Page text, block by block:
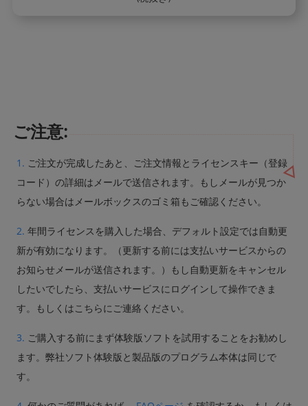
ご注意:
1. ご注文が完成したあと、ご注文情報とライセンスキー（登録
コード）の詳細はメールで送信されます。もしメールが見つか
らない場合はメールボックスのゴミ箱もご確認ください。
2. 年間ライセンスを購入した場合、デフォルト設定では自動更
新が有効になります。（更新する前には支払いサービスからの
お知らせメールが送信されます。）もし自動更新をキャンセル
したいでしたら、支払いサービスにログインして操作できま
す。もしくはこちらにご連絡ください。
3. ご購入する前にまず体験版ソフトを試用することをお勧めし
ます。弊社ソフト体験版と製品版のプログラム本体は同じで
す。